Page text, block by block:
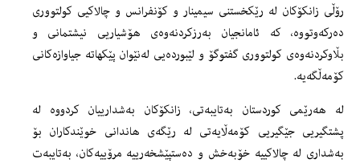
رۆڵی زانکۆکان لە رێکخستنی سیمینار و کۆنفرانس و چالاکیی کولتووری
دەرکەوتووە، کە ئامانجیان بەرزکردنەوەی هۆشیاریی نیشتمانی و
بڵاوکردنەوەی کولتووری گفتوگۆ و لێبوردەیی لەنێوان پێکهاتە جیاوازەکانی
کۆمەڵگەیە.
لە هەرێمی کوردستان بەتایبەتی، زانکۆکان بەشدارییان کردووە لە
پشتگیریی جێگیریی کۆمەڵایەتی لە رێگەی هاندانی خوێندکاران بۆ
بەشداری لە چالاکییە خۆبەخش و دەستپێشخەرییە مرۆییەکان، بەتایبەت